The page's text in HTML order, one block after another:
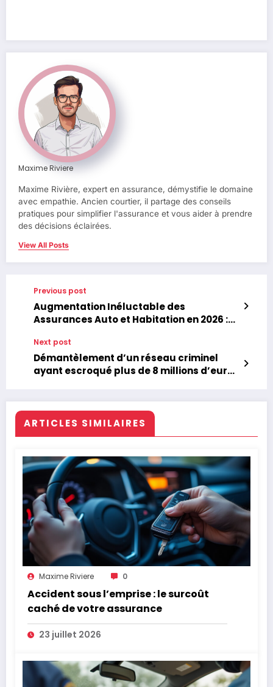
Maxime Riviere
Maxime Rivière, expert en assurance, démystifie le domaine
avec empathie. Ancien courtier, il partage des conseils
pratiques pour simplifier l'assurance et vous aider à prendre
des décisions éclairées.
View All Posts
Previous post
Augmentation Inéluctable des
Assurances Auto et Habitation en 2026 :
Next post
Démantèlement d’un réseau criminel
ayant escroqué plus de 8 millions d’euros
ARTICLES SIMILAIRES
Maxime Riviere 0
Accident sous l’emprise : le surcoût
caché de votre assurance
23 juillet 2026